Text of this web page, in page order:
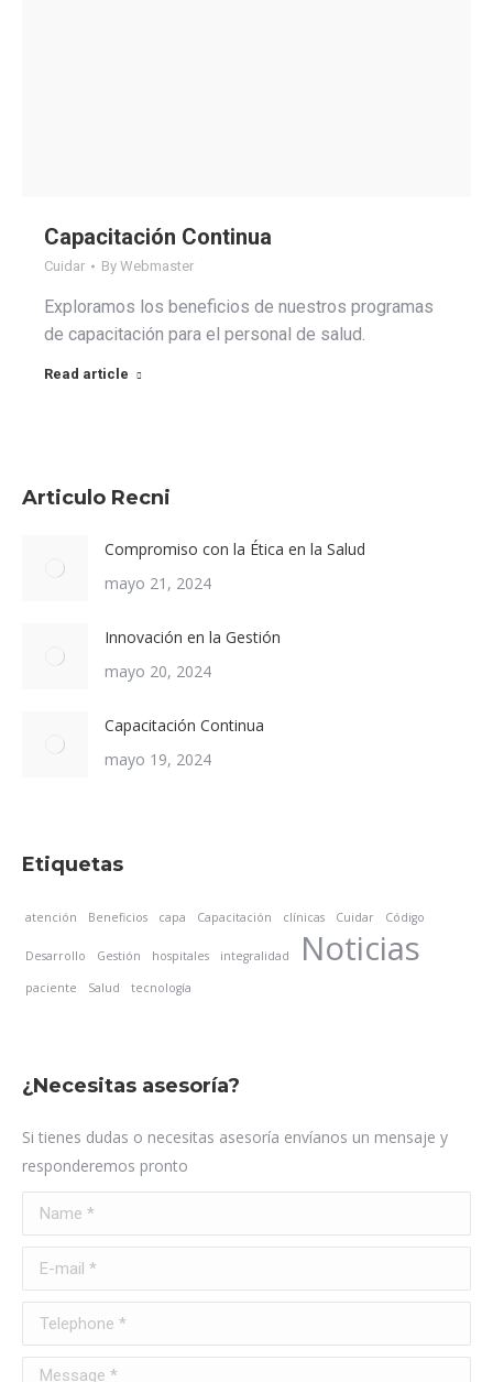
Capacitación Continua
Cuidar By Webmaster
Exploramos los beneficios de nuestros programas
de capacitación para el personal de salud.
Read article
Articulo Recni
Compromiso con la Ética en la Salud
mayo 21, 2024
Innovación en la Gestión
mayo 20, 2024
Capacitación Continua
mayo 19, 2024
Etiquetas
atención Beneficios capa Capacitación clínicas Cuidar Código
Desarrollo Gestión hospitales integralidad Noticias
paciente Salud tecnología
¿Necesitas asesoría?
Si tienes dudas o necesitas asesoría envíanos un mensaje y
responderemos pronto
Name *
E-mail *
Telephone *
Message *